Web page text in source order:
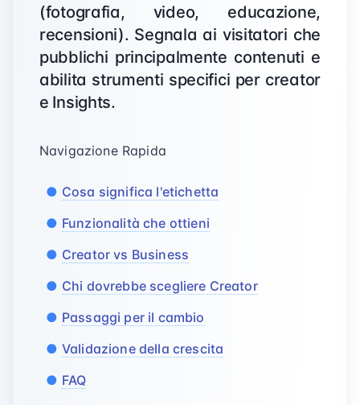
(fotografia, video, educazione,
recensioni). Segnala ai visitatori che
pubblichi principalmente contenuti e
abilita strumenti specifici per creator
e Insights.
Navigazione Rapida
Cosa significa l'etichetta
Funzionalità che ottieni
Creator vs Business
Chi dovrebbe scegliere Creator
Passaggi per il cambio
Validazione della crescita
FAQ